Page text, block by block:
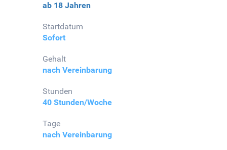
ab 18 Jahren
Startdatum
Sofort
Gehalt
nach Vereinbarung
Stunden
40 Stunden/Woche
Tage
nach Vereinbarung